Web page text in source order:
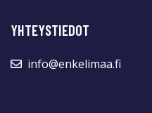
YHTEYSTIEDOT
info@enkelimaa.fi